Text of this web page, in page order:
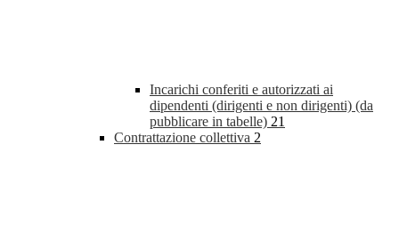
Incarichi conferiti e autorizzati ai
dipendenti (dirigenti e non dirigenti) (da
pubblicare in tabelle) 21
Contrattazione collettiva 2